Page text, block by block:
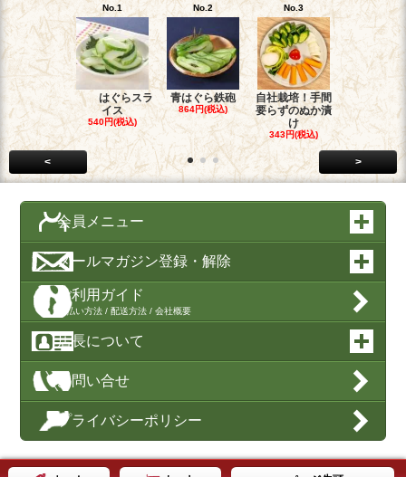
No.1
はぐらスラ
イス
540円(税込)
No.2
青はぐら鉄砲
864円(税込)
No.3
自社栽培！手間
要らずのぬか漬
け
343円(税込)
No.4
鉄砲漬
540円(税
< >
会員メニュー
メールマガジン登録・解除
ご利用ガイド
支払い方法 / 配送方法 / 会社概要
店長について
お問い合せ
プライバシーポリシー